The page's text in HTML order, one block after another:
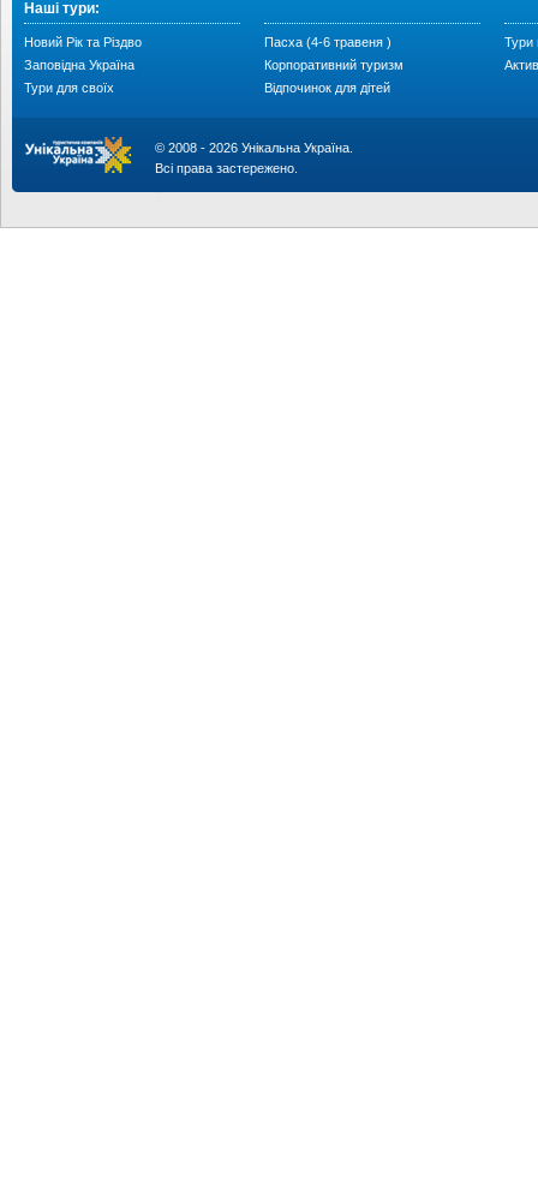
Наші тури:
Новий Рік та Різдво
Заповідна Україна
Тури для своїх
Пасха (4-6 травеня )
Корпоративний туризм
Відпочинок для дітей
Тури
© 2008 - 2026 Унікальна Україна.
Всі права застережено.